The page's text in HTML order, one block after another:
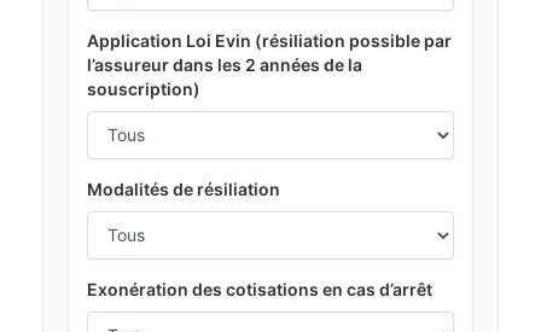
Application Loi Evin (résiliation possible par
l’assureur dans les 2 années de la
souscription)
Modalités de résiliation
Exonération des cotisations en cas d’arrêt